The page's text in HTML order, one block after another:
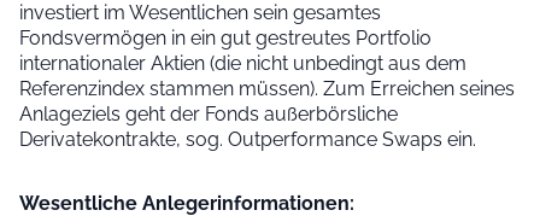
investiert im Wesentlichen sein gesamtes
Fondsvermögen in ein gut gestreutes Portfolio
internationaler Aktien (die nicht unbedingt aus dem
Referenzindex stammen müssen). Zum Erreichen seines
Anlageziels geht der Fonds außerbörsliche
Derivatekontrakte, sog. Outperformance Swaps ein.
Wesentliche Anleger­informationen: